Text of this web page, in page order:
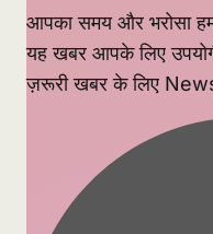
आपका समय और भरोसा
यह खबर आपके लिए
ज़रूरी खबर के लिए